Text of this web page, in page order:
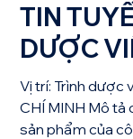
TIN
DƯỢC
Vị trí: Trình dược
CHÍ MINH Mô tả
sản phẩm của